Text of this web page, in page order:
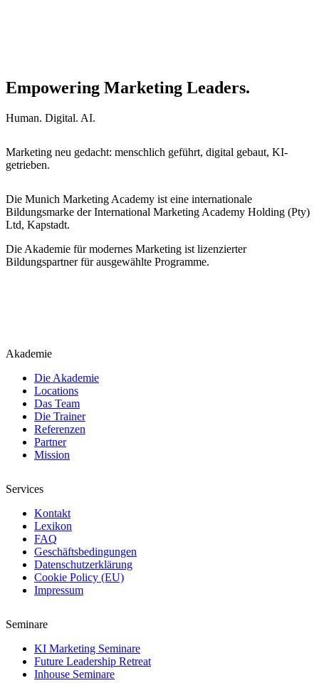
Empowering Marketing Leaders.
Human. Digital. AI.
Marketing neu gedacht: menschlich geführt, digital gebaut, KI-
getrieben.
Die Munich Marketing Academy ist eine internationale
Bildungsmarke der International Marketing Academy Holding (Pty)
Ltd, Kapstadt.
Die Akademie für modernes Marketing ist lizenzierter
Bildungspartner für ausgewählte Programme.
Akademie
Die Akademie
Locations
Das Team
Die Trainer
Referenzen
Partner
Mission
Services
Kontakt
Lexikon
FAQ
Geschäftsbedingungen
Datenschutzerklärung
Cookie Policy (EU)
Impressum
Seminare
KI Marketing Seminare
Future Leadership Retreat
Inhouse Seminare